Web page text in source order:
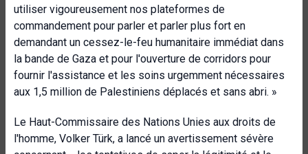
utiliser vigoureusement nos plateformes de
commandement pour parler et parler plus fort en
demandant un cessez-le-feu humanitaire immédiat dans
la bande de Gaza et pour l'ouverture de corridors pour
fournir l'assistance et les soins urgemment nécessaires
aux 1,5 million de Palestiniens déplacés et sans abri. »
Le Haut-Commissaire des Nations Unies aux droits de
l'homme, Volker Türk, a lancé un avertissement sévère